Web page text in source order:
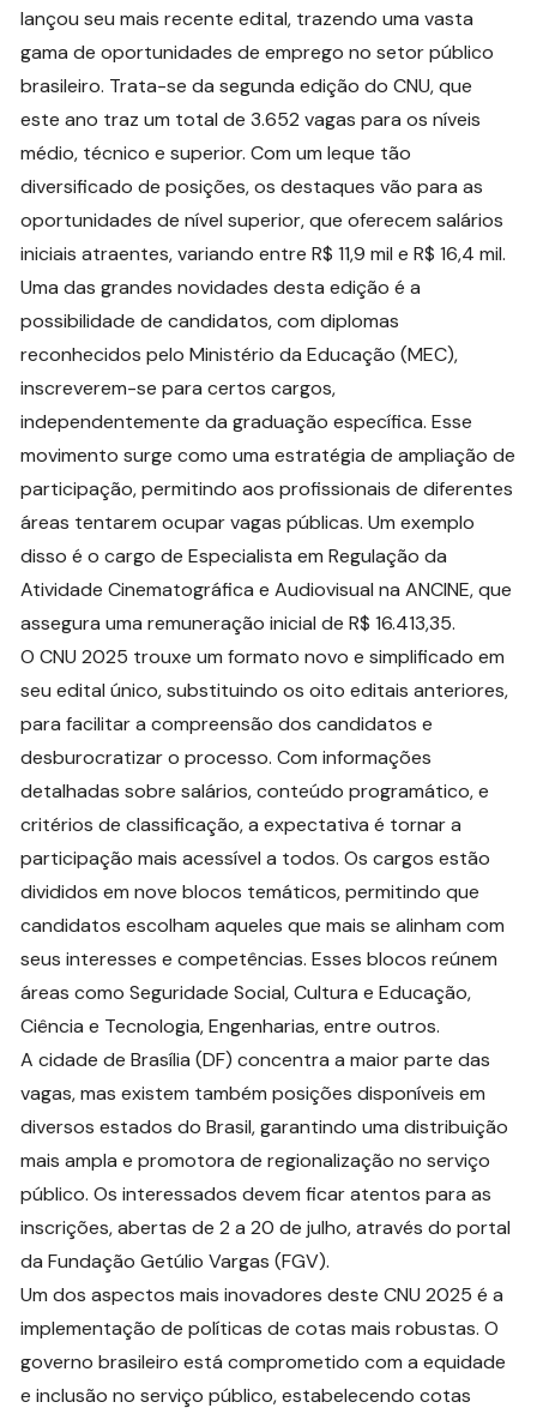
lançou seu mais recente edital, trazendo uma vasta
gama de oportunidades de emprego no setor público
brasileiro. Trata-se da segunda edição do CNU, que
este ano traz um total de 3.652 vagas para os níveis
médio, técnico e superior. Com um leque tão
diversificado de posições, os destaques vão para as
oportunidades de nível superior, que oferecem salários
iniciais atraentes, variando entre R$ 11,9 mil e R$ 16,4 mil.
Uma das grandes novidades desta edição é a
possibilidade de candidatos, com diplomas
reconhecidos pelo Ministério da Educação (MEC),
inscreverem-se para certos cargos,
independentemente da graduação específica. Esse
movimento surge como uma estratégia de ampliação de
participação, permitindo aos profissionais de diferentes
áreas tentarem ocupar vagas públicas. Um exemplo
disso é o cargo de Especialista em Regulação da
Atividade Cinematográfica e Audiovisual na ANCINE, que
assegura uma remuneração inicial de R$ 16.413,35.
O CNU 2025 trouxe um formato novo e simplificado em
seu edital único, substituindo os oito editais anteriores,
para facilitar a compreensão dos candidatos e
desburocratizar o processo. Com informações
detalhadas sobre salários, conteúdo programático, e
critérios de classificação, a expectativa é tornar a
participação mais acessível a todos. Os cargos estão
divididos em nove blocos temáticos, permitindo que
candidatos escolham aqueles que mais se alinham com
seus interesses e competências. Esses blocos reúnem
áreas como Seguridade Social, Cultura e Educação,
Ciência e Tecnologia, Engenharias, entre outros.
A cidade de Brasília (DF) concentra a maior parte das
vagas, mas existem também posições disponíveis em
diversos estados do Brasil, garantindo uma distribuição
mais ampla e promotora de regionalização no serviço
público. Os interessados devem ficar atentos para as
inscrições, abertas de 2 a 20 de julho, através do portal
da Fundação Getúlio Vargas (FGV).
Um dos aspectos mais inovadores deste CNU 2025 é a
implementação de políticas de cotas mais robustas. O
governo brasileiro está comprometido com a equidade
e inclusão no serviço público, estabelecendo cotas